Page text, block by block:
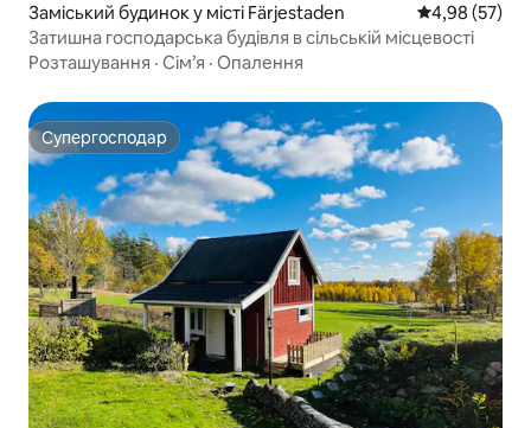
Заміський будинок у місті Färjestaden Середня
4,98 (57)
Затишна господарська будівля в сільській місцевості
Розташування · Сім’я · Опалення
Супергосподар
Супергосподар